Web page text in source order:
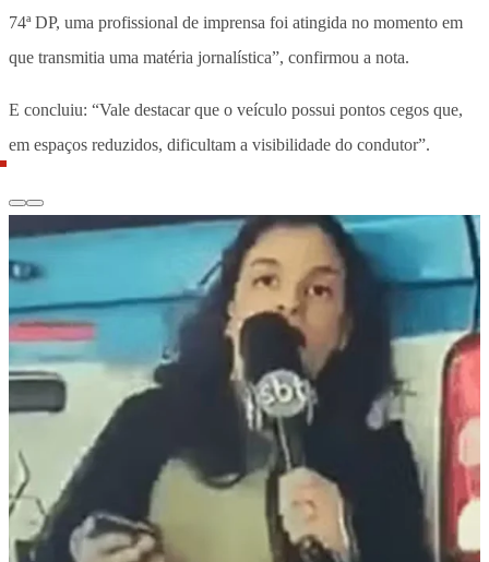
74ª DP, uma profissional de imprensa foi atingida no momento em
que transmitia uma matéria jornalística”, confirmou a nota.
E concluiu: “Vale destacar que o veículo possui pontos cegos que,
em espaços reduzidos, dificultam a visibilidade do condutor”.